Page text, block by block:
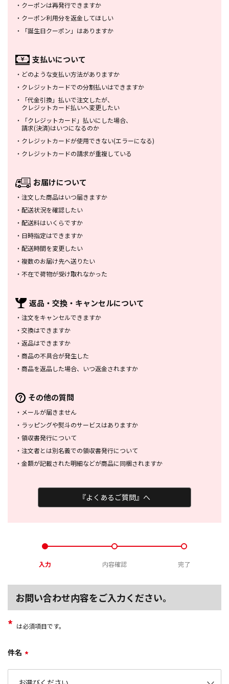
・ クーポンは再発行できますか
・ クーポン利用分を返金してほしい
・
「誕生日クーポン」はありますか
支払いについて
・ どのような支払い方法がありますか
・ クレジットカードでの分割払いはできますか
・
「代金引換」払いで注文したが、
クレジットカード払いへ変更したい
・
「クレジットカード」払いにした場合、
請求(決済)はいつになるのか
・ クレジットカードが使用できない(エラーになる)
・ クレジットカードの請求が重複している
お届けについて
・ 注文した商品はいつ届きますか
・ 配送状況を確認したい
・ 配送料はいくらですか
・ 日時指定はできますか
・ 配送時間を変更したい
・ 複数のお届け先へ送りたい
・ 不在で荷物が受け取れなかった
返品・交換・ キャンセルについて
・ 注文をキャンセルできますか
・ 交換はできますか
・ 返品はできますか
・ 商品の不具合が発生した
・ 商品を返品した場合、 いつ返金されますか
その他の質問
・ メールが届きません
・ ラッピングや熨斗のサービスはありますか
・ 領収書発行について
・ 注文者とは別名義での領収書発行について
・ 金額が記載された明細などが商品に同梱されますか
『よくあるご質問』へ
入力 内容確認 完了
お問い合わせ内容をご入力ください。
* は必須項目です。
件名 *